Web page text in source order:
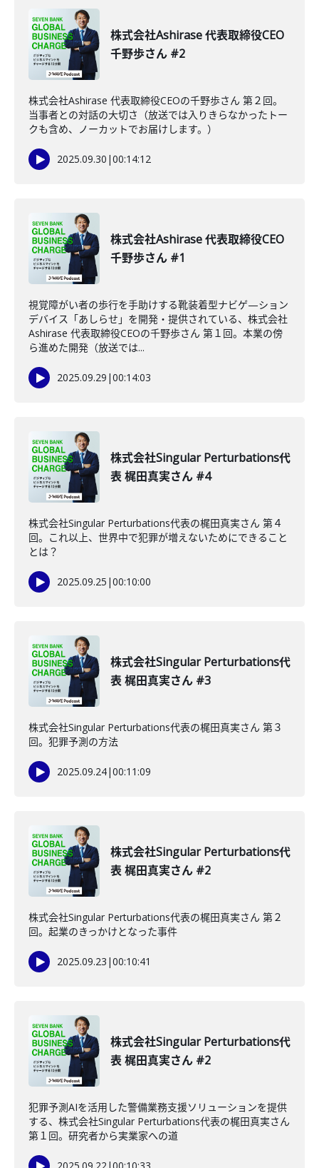
株式会社Ashirase 代表取締役CEO
千野歩さん #2
株式会社Ashirase 代表取締役CEOの千野歩さん 第２回。
当事者との対話の大切さ（放送では入りきらなかったトー
クも含め、ノーカットでお届けします。）
2025.09.30 |00:14:12
株式会社Ashirase 代表取締役CEO
千野歩さん #1
視覚障がい者の歩行を手助けする靴装着型ナビゲ—ション
デバイス「あしらせ」を開発・提供されている、株式会社
Ashirase 代表取締役CEOの千野歩さん 第１回。本業の傍
ら進めた開発（放送では...
2025.09.29 |00:14:03
株式会社Singular Perturbations代
表 梶田真実さん #4
株式会社Singular Perturbations代表の梶田真実さん 第４
回。これ以上、世界中で犯罪が増えないためにできること
とは？
2025.09.25 |00:10:00
株式会社Singular Perturbations代
表 梶田真実さん #3
株式会社Singular Perturbations代表の梶田真実さん 第３
回。犯罪予測の方法
2025.09.24|00:11:09
株式会社Singular Perturbations代
表 梶田真実さん #2
株式会社Singular Perturbations代表の梶田真実さん 第２
回。起業のきっかけとなった事件
2025.09.23 |00:10:41
株式会社Singular Perturbations代
表 梶田真実さん #2
犯罪予測AIを活用した警備業務支援ソリューションを提供
する、株式会社Singular Perturbations代表の梶田真実さん
第１回。研究者から実業家への道